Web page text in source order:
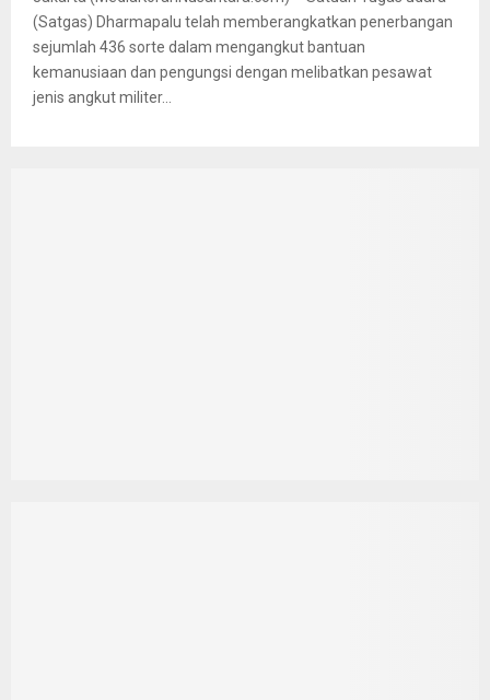
(Satgas) Dharmapalu telah memberangkatkan penerbangan
sejumlah 436 sorte dalam mengangkut bantuan
kemanusiaan dan pengungsi dengan melibatkan pesawat
jenis angkut militer...